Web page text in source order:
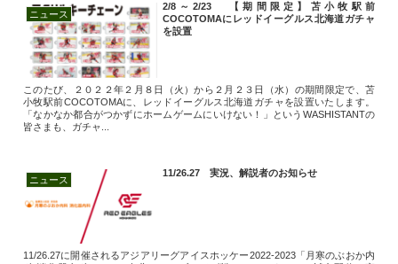
ニュース
2/8～2/23 【期間限定】苫小牧駅前
COCOTOMAにレッドイーグルス北海道ガチャ
を設置
このたび、２０２２年２月８日（火）から２月２３日（水）の期間限定で、苫
小牧駅前COCOTOMAに、レッドイーグルス北海道ガチャを設置いたします。
「なかなか都合がつかずにホームゲームにいけない！」というWASHISTANTの
皆さまも、ガチャ...
ニュース
11/26.27 実況、解説者のお知らせ
11/26.27に開催されるアジアリーグアイスホッケー2022-2023「月寒のぶおか内